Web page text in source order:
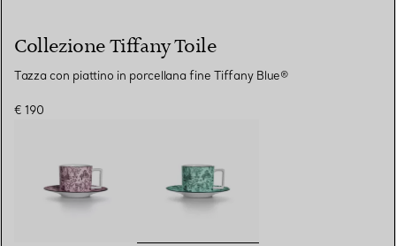
Collezione Tiffany Toile
Tazza con piattino in porcellana fine Tiffany Blue®
€ 190